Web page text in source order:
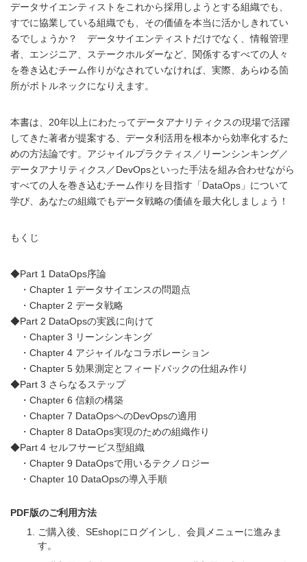
データサイエンティストをこれから採用しようとする組織でも、
すでに協業している組織でも、その価値を本当に活かしきれてい
るでしょうか？ データサイエンティストだけでなく、情報管理
者、エンジニア、ステークホルダーなど、関係するすべての人々
を巻き込むチーム作りがなされていなければ、実際、あらゆる箇
所がボトルネックになりえます。
本書は、20年以上にわたってデータアナリティクスの現場で活躍
してきた著者が提案する、データ利活用を根本から効率化するた
めの方法論です。アジャイルプラクティス／リーンシンキング／
データアナリティクス／DevOpsといった手法を組み合わせながら
すべての人を巻き込むチーム作りを目指す「DataOps」について
学び、あなたの組織でもデータ戦略の価値を最大化しましょう！
もくじ
◆Part 1 DataOps序論
・Chapter 1 データサイエンスの問題点
・Chapter 2 データ戦略
◆Part 2 DataOpsの実践に向けて
・Chapter 3 リーンシンキング
・Chapter 4 アジャイルなコラボレーション
・Chapter 5 効果測定とフィードバックの仕組み作り
◆Part 3 さらなるステップ
・Chapter 6 信頼の構築
・Chapter 7 DataOpsへのDevOpsの適用
・Chapter 8 DataOps実現のための組織作り
◆Part 4 セルフサービス型組織
・Chapter 9 DataOpsで用いるテクノロジー
・Chapter 10 DataOpsの導入手順
PDF版のご利用方法
ご購入後、SEshopにログインし、会員メニューに進みま
す。